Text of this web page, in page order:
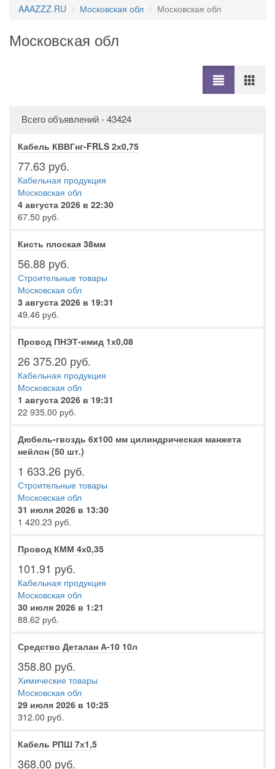
AAAZZZ.RU Московская обл Московская обл
Московская обл
Всего объявлений - 43424
Кабель КВВГнг-FRLS 2х0,75
77.63 руб.
Кабельная продукция
Московская обл
4 августа 2026 в 22:30
67.50 руб.
Кисть плоская 38мм
56.88 руб.
Строительные товары
Московская обл
3 августа 2026 в 19:31
49.46 руб.
Провод ПНЭТ-имид 1х0,08
26 375.20 руб.
Кабельная продукция
Московская обл
1 августа 2026 в 19:31
22 935.00 руб.
Дюбель-гвоздь 6x100 мм цилиндрическая манжета
нейлон (50 шт.)
1 633.26 руб.
Строительные товары
Московская обл
31 июля 2026 в 13:30
1 420.23 руб.
Провод КММ 4х0,35
101.91 руб.
Кабельная продукция
Московская обл
30 июля 2026 в 1:21
88.62 руб.
Средство Деталан А-10 10л
358.80 руб.
Химические товары
Московская обл
29 июля 2026 в 10:25
312.00 руб.
Кабель РПШ 7х1,5
368.00 руб.